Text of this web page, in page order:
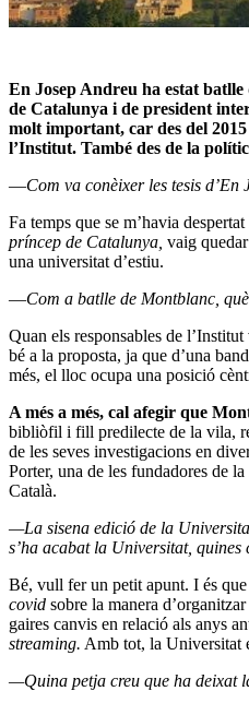
En Josep Andreu ha estat
de Catalunya i de president
molt important, car des del
l’Institut. També des de la
―Com va conèixer les tesis d’En
Fa temps que se m’havia
príncep de Catalunya, vaig
una universitat d’estiu.
―Com a batlle de Montblanc,
Quan els responsables de
bé a la proposta, ja que d’una
més, el lloc ocupa una posició
A més a més, cal afegir que
bibliòfil i fill predilecte de la vila,
de les seves investigacions en
Porter, una de les fundadores de
Català.
—La sisena edició de la
s’ha acabat la Universitat, quines
Bé, vull fer un petit apunt. I és
covid sobre la manera
gaires canvis en relació als anys
streaming. Amb tot, la Universitat
—Quina petja creu que ha deixat